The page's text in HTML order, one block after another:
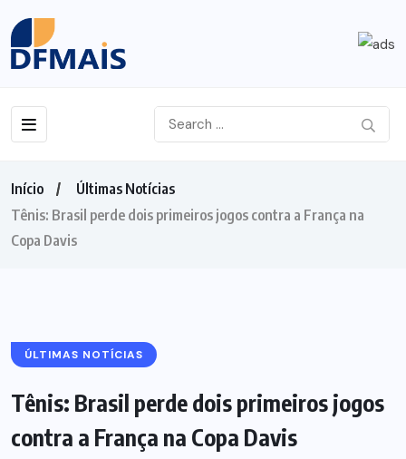
Início
Últimas Notícias
Tênis: Brasil perde dois primeiros jogos contra a França na
Copa Davis
ÚLTIMAS NOTÍCIAS
Tênis: Brasil perde dois primeiros jogos
contra a França na Copa Davis